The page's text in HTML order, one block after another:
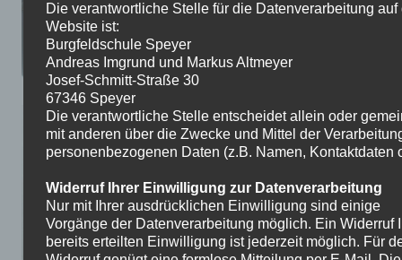
Die verantwortliche Stelle für die Datenverarbeitung auf
Website ist:
Burgfeldschule Speyer
Andreas Imgrund und Markus Altmeyer
Josef-Schmitt-Straße 30
67346 Speyer
Die verantwortliche Stelle entscheidet allein oder
mit anderen über die Zwecke und Mittel der
personenbezogenen Daten (z.B. Namen, Kontaktdaten
Widerruf Ihrer Einwilligung zur Datenverarbeitung
Nur mit Ihrer ausdrücklichen Einwilligung sind einige
Vorgänge der Datenverarbeitung möglich. Ein Widerruf
bereits erteilten Einwilligung ist jederzeit möglich. Für